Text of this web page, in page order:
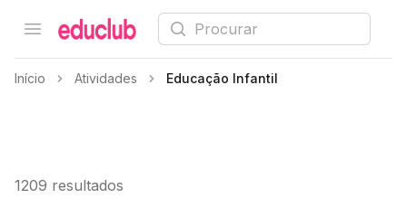
Open menu
Educlub Procurar
Início Atividades Educação Infantil
1209 resultados